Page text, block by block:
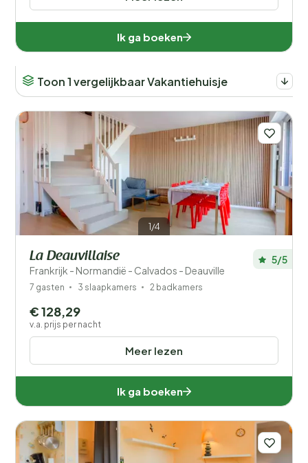
Ik ga boeken
Toon 1 vergelijkbaar Vakantiehuisje
1/4
La Deauvillaise
Frankrijk - Normandië - Calvados - Deauville
5/5
7 gasten 3 slaapkamers 2 badkamers
Meer lezen
€ 128,29
v.a. prijs per nacht
Ik ga boeken